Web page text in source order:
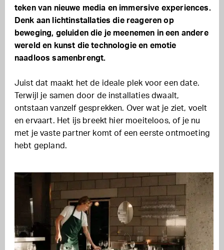
teken van nieuwe media en immersive experiences.
Denk aan lichtinstallaties die reageren op
beweging, geluiden die je meenemen in een andere
wereld en kunst die technologie en emotie
naadloos samenbrengt.
Juist dat maakt het de ideale plek voor een date.
Terwijl je samen door de installaties dwaalt,
ontstaan vanzelf gesprekken. Over wat je ziet, voelt
en ervaart. Het ijs breekt hier moeiteloos, of je nu
met je vaste partner komt of een eerste ontmoeting
hebt gepland.